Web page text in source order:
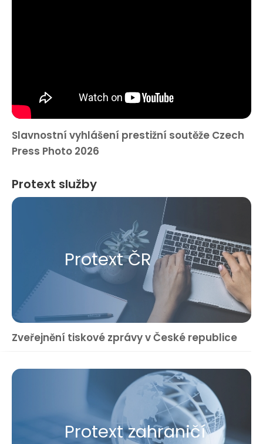
Slavnostní vyhlášení prestižní soutěže Czech
Press Photo 2026
Protext služby
Protext ČR
Zveřejnění tiskové zprávy v České republice
Protext zahraničí